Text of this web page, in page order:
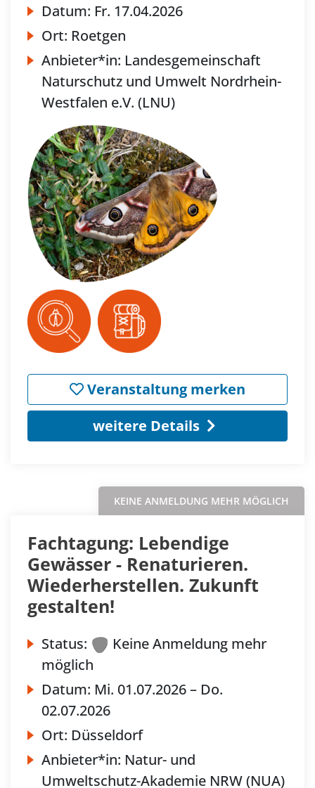
Datum: Fr. 17.04.2026
Ort: Roetgen
Anbieter*in: Landesgemeinschaft
Naturschutz und Umwelt Nordrhein-
Westfalen e.V. (LNU)
Veranstaltung merken
weitere Details
KEINE ANMELDUNG MEHR MÖGLICH
Fachtagung: Lebendige
Gewässer - Renaturieren.
Wiederherstellen. Zukunft
gestalten!
Status:
Keine Anmeldung mehr
möglich
Datum: Mi. 01.07.2026 – Do.
02.07.2026
Ort: Düsseldorf
Anbieter*in: Natur- und
Umweltschutz-Akademie NRW (NUA)